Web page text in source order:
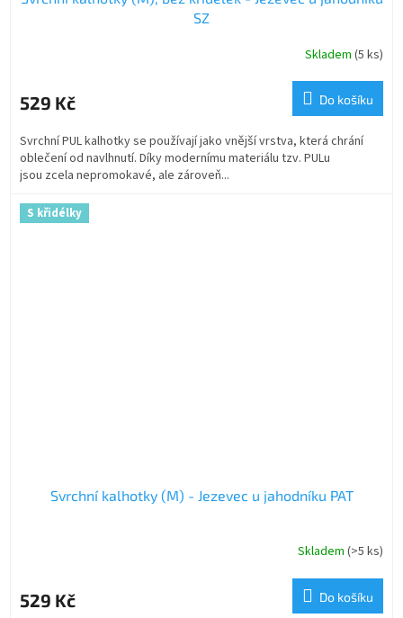
SZ
Skladem (5 ks)
529 Kč Do košíku
Svrchní PUL kalhotky se používají jako vnější vrstva, která chrání
oblečení od navlhnutí. Díky modernímu materiálu tzv. PULu
jsou zcela nepromokavé, ale zároveň...
S křidélky
Svrchní kalhotky (M) - Jezevec u jahodníku PAT
Skladem (>5 ks)
529 Kč Do košíku